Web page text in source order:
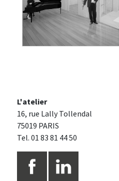
SALLE DE MUSIQUE + TERRASSE
L'atelier
16, rue Lally Tollendal
75019 PARIS
Tel. 01 83 81 44 50